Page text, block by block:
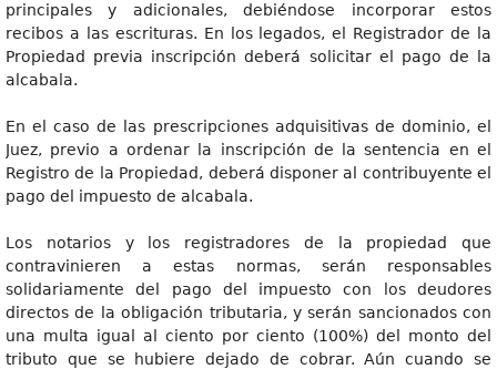
principales y adicionales, debiéndose incorporar estos
recibos a las escrituras. En los legados, el Registrador de la
Propiedad previa inscripción deberá solicitar el pago de la
alcabala.
En el caso de las prescripciones adquisitivas de dominio, el
Juez, previo a ordenar la inscripción de la sentencia en el
Registro de la Propiedad, deberá disponer al contribuyente el
pago del impuesto de alcabala.
Los notarios y los registradores de la propiedad que
contravinieren a estas normas, serán responsables
solidariamente del pago del impuesto con los deudores
directos de la obligación tributaria, y serán sancionados con
una multa igual al ciento por ciento (100%) del monto del
tributo que se hubiere dejado de cobrar. Aún cuando se